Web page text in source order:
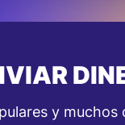
y muchos